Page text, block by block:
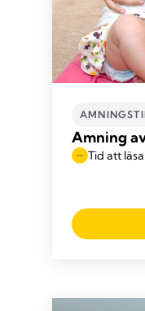
Amning
Tid att